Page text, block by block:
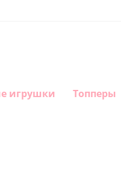
игрушки Топперы